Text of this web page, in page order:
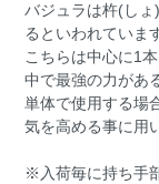
バジュラは杵(し
るといわれていま
こちらは中心に1
中で最強の力があ
単体で使用する場
気を高める事に用
※入荷毎に持ち手